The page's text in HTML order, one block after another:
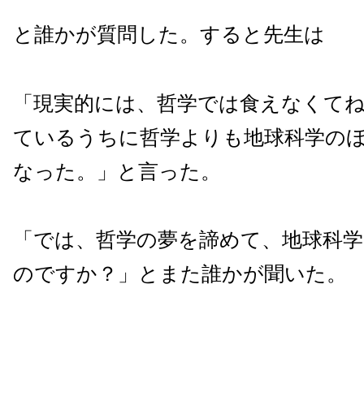
と誰かが質問した。すると先生は
「現実的には、哲学では食えなくて
ているうちに哲学よりも地球科学の
なった。」と言った。
「では、哲学の夢を諦めて、地球科
のですか？」とまた誰かが聞いた。